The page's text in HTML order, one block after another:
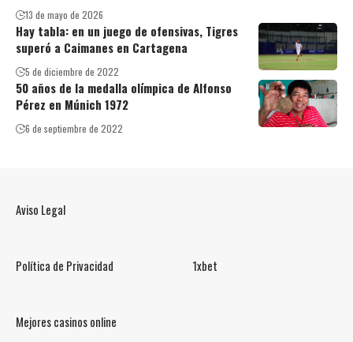
13 de mayo de 2026
Hay tabla: en un juego de ofensivas, Tigres
superó a Caimanes en Cartagena
5 de diciembre de 2022
50 años de la medalla olímpica de Alfonso
Pérez en Múnich 1972
6 de septiembre de 2022
Aviso Legal
Política de Privacidad 1xbet
Mejores casinos online